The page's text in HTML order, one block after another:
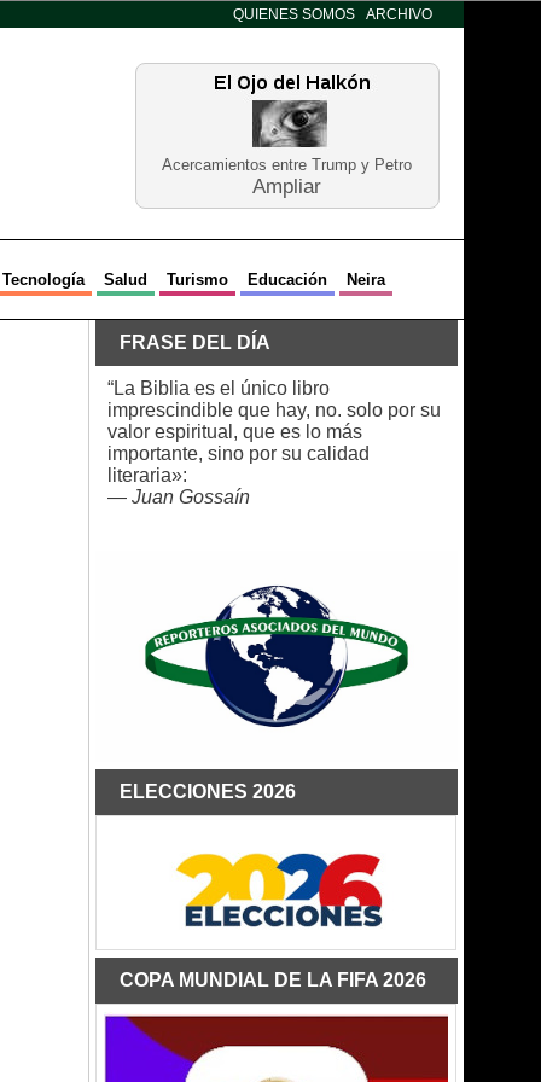
QUIENES SOMOS ARCHIVO
Acercamientos entre Trump y Petro
Ampliar
Tecnología Salud Turismo Educación Neira
FRASE DEL DÍA
“La Biblia es el único libro
imprescindible que hay, no. solo por su
valor espiritual, que es lo más
importante, sino por su calidad
literaria»:
— Juan Gossaín
ELECCIONES 2026
COPA MUNDIAL DE LA FIFA 2026